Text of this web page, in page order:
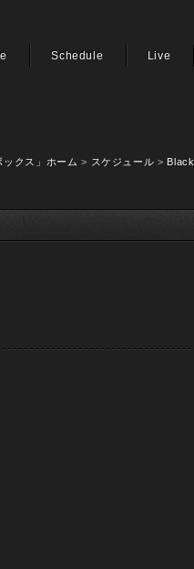
Schedule Live
クス」ホーム > スケジュール >